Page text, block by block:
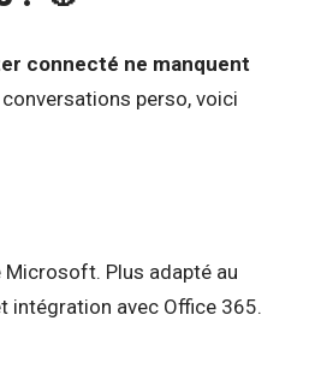
connecté ne manquent
perso, voici
Microsoft. Plus adapté au
intégration avec Office 365.